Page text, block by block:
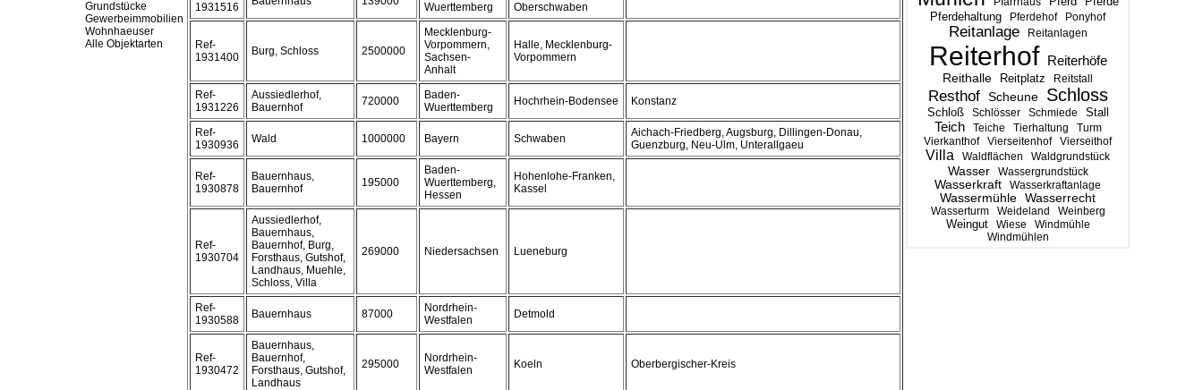
Pferdehaltung Pferdehof Ponyhof
Reitanlage Reitanlagen
Reiterhof Reiterhöfe
Reithalle Reitplatz Reitstall
Resthof Scheune Schloss
Schloß Schlösser Schmiede Stall
Teich Teiche Tierhaltung
Turm
Vierkanthof
Vierseitenhof Vierseithof
Villa Waldflächen Waldgrundstück
Wasser Wassergrundstück
Wasserkraft Wasserkraftanlage
Wassermühle Wasserrecht
Wasserturm Weideland Weinberg
Weingut Wiese
Windmühle
Windmühlen
Grundstücke
Gewerbeimmobilien
Wohnhaeuser
Alle Objektarten
1931516
Wuerttemberg
Oberschwaben
Ref-
1931400
Burg, Schloss 2500000
Mecklenburg-
Vorpommern,
Sachsen-
Anhalt
Halle, Mecklenburg-
Vorpommern
Ref-
1931226
Aussiedlerhof,
Bauernhof
720000
Baden-
Wuerttemberg
Hochrhein-Bodensee Konstanz
Ref-
1930936
Wald 1000000 Bayern Schwaben
Aichach-Friedberg, Augsburg, Dillingen-Donau,
Guenzburg, Neu-Ulm, Unterallgaeu
Ref-
1930878
Bauernhaus,
Bauernhof
195000
Baden-
Wuerttemberg,
Hessen
Hohenlohe-Franken,
Kassel
Ref-
1930704
Aussiedlerhof,
Bauernhaus,
Bauernhof, Burg,
Forsthaus, Gutshof,
Landhaus, Muehle,
Schloss, Villa
269000 Niedersachsen Lueneburg
Ref-
1930588
Bauernhaus 87000
Nordrhein-
Westfalen
Detmold
Ref-
1930472
Bauernhaus,
Bauernhof,
Forsthaus, Gutshof,
Landhaus
295000
Nordrhein-
Westfalen
Koeln Oberbergischer-Kreis